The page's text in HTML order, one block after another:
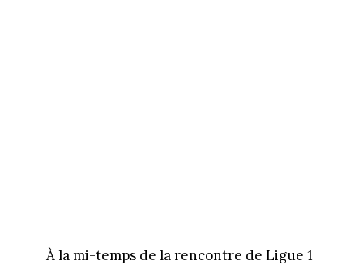
À la mi-temps de la rencontre de Ligue 1